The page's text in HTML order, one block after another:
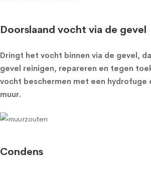
Doorslaand vocht via de gevel
Dringt het vocht binnen via de gevel,
gevel reinigen, repareren en tegen
vocht beschermen met een hydrofuge
muur.
Condens